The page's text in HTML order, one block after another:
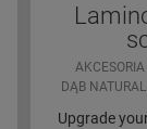
DĄB
Upgrade